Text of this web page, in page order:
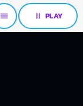
menu pause PLAY